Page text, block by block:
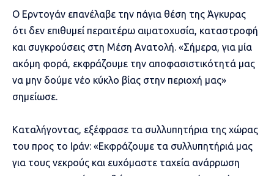
Ο Ερντογάν επανέλαβε την πάγια θέση της Άγκυρας
ότι δεν επιθυμεί περαιτέρω αιματοχυσία, καταστροφή
και συγκρούσεις στη Μέση Ανατολή. «Σήμερα, για μία
ακόμη φορά, εκφράζουμε την αποφασιστικότητά μας
να μην δούμε νέο κύκλο βίας στην περιοχή μας»
σημείωσε.
Καταλήγοντας, εξέφρασε τα συλλυπητήρια της χώρας
του προς το Ιράν: «Εκφράζουμε τα συλλυπητήριά μας
για τους νεκρούς και ευχόμαστε ταχεία ανάρρωση